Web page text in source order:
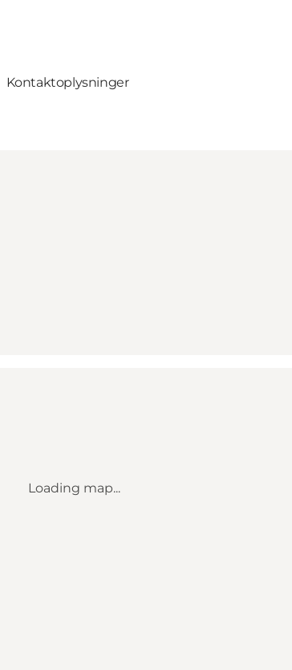
Kontaktoplysninger
Loading map...